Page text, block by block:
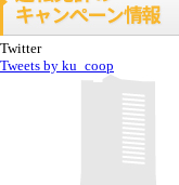
Twitter
Tweets by ku_coop